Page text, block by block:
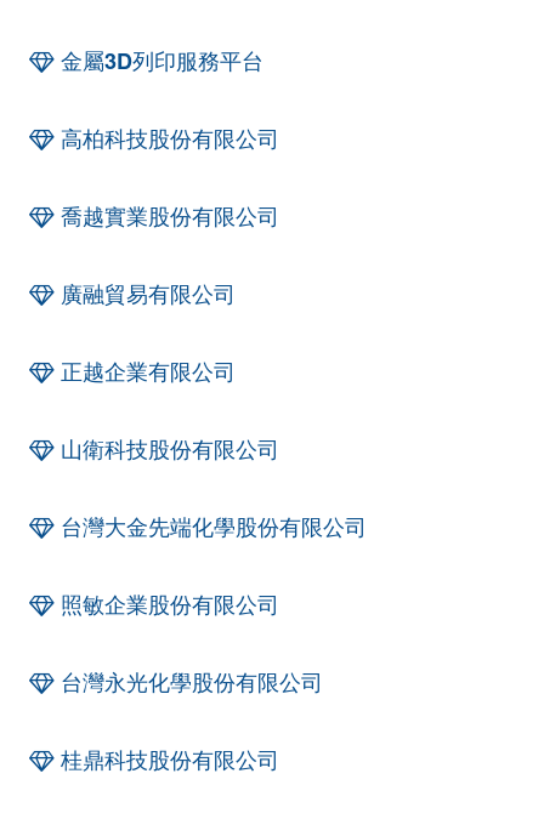
金屬3D列印服務平台
高柏科技股份有限公司
喬越實業股份有限公司
廣融貿易有限公司
正越企業有限公司
山衛科技股份有限公司
台灣大金先端化學股份有限公司
照敏企業股份有限公司
台灣永光化學股份有限公司
桂鼎科技股份有限公司